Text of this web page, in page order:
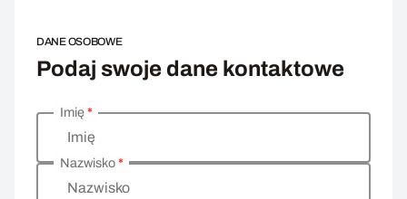
DANE OSOBOWE
Podaj swoje dane kontaktowe
Wprowadź swoje dane osobowe
Imię
Imię*
Nazwisko
Nazwisko*